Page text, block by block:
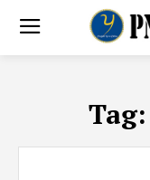
Tag: